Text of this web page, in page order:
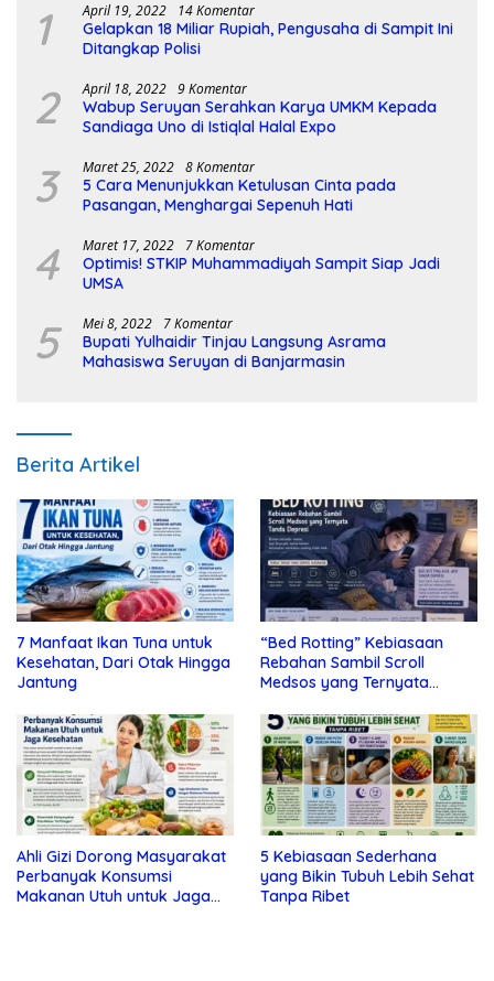
1 April 19, 2022 14 Komentar
Gelapkan 18 Miliar Rupiah, Pengusaha di Sampit Ini
Ditangkap Polisi
2 April 18, 2022 9 Komentar
Wabup Seruyan Serahkan Karya UMKM Kepada
Sandiaga Uno di Istiqlal Halal Expo
3 Maret 25, 2022 8 Komentar
5 Cara Menunjukkan Ketulusan Cinta pada
Pasangan, Menghargai Sepenuh Hati
4 Maret 17, 2022 7 Komentar
Optimis! STKIP Muhammadiyah Sampit Siap Jadi
UMSA
5 Mei 8, 2022 7 Komentar
Bupati Yulhaidir Tinjau Langsung Asrama
Mahasiswa Seruyan di Banjarmasin
Berita Artikel
7 Manfaat Ikan Tuna untuk
Kesehatan, Dari Otak Hingga
Jantung
“Bed Rotting” Kebiasaan
Rebahan Sambil Scroll
Medsos yang Ternyata
Ahli Gizi Dorong Masyarakat
Perbanyak Konsumsi
Makanan Utuh untuk Jaga
5 Kebiasaan Sederhana
yang Bikin Tubuh Lebih Sehat
Tanpa Ribet